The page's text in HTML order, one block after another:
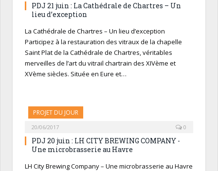
PDJ 21 juin : La Cathédrale de Chartres – Un
lieu d’exception
La Cathédrale de Chartres – Un lieu d’exception
Participez à la restauration des vitraux de la chapelle
Saint Plat de la Cathédrale de Chartres, véritables
merveilles de l’art du vitrail chartrain des XIVème et
XVème siècles. Située en Eure et…
PROJET DU JOUR
20/06/2017 0
PDJ 20 juin : LH CITY BREWING COMPANY -
Une microbrasserie au Havre
LH City Brewing Company – Une microbrasserie au Havre